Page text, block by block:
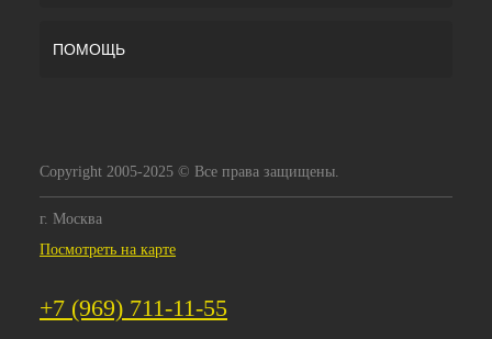
ПОМОЩЬ
Copyright 2005-2025 © Все права защищены.
г. Москва
Посмотреть на карте
+7 (969) 711-11-55